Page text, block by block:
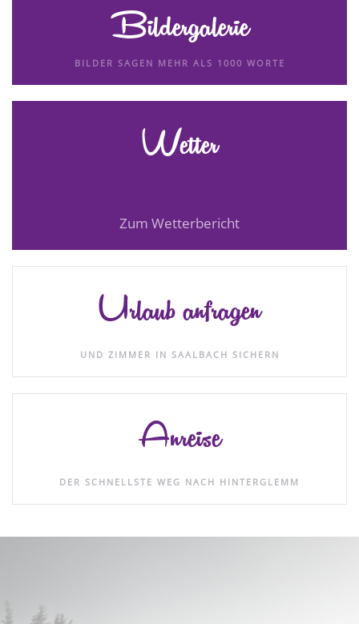
Bildergalerie
BILDER SAGEN MEHR ALS 1000 WORTE
Wetter
Zum Wetterbericht
Urlaub anfragen
UND ZIMMER IN SAALBACH SICHERN
Anreise
DER SCHNELLSTE WEG NACH HINTERGLEMM